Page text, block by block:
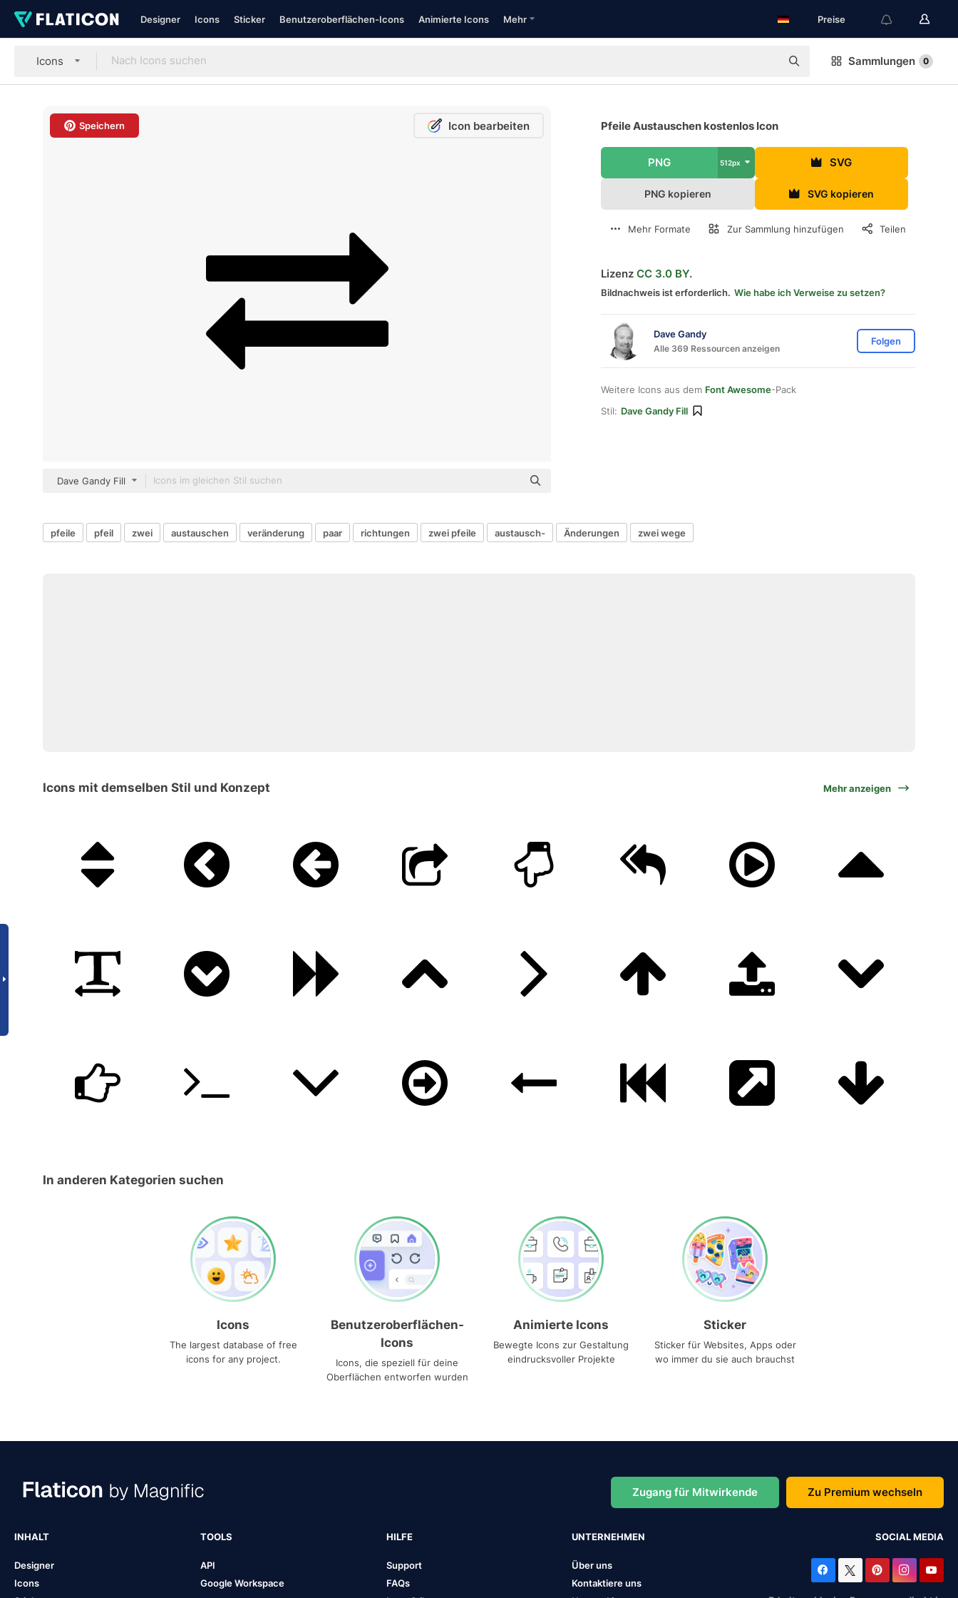
Designer Icons Sticker Benutzeroberflächen-Icons Animierte Icons Mehr Preise
Icons Sammlungen 0
Speichern Icon bearbeiten
Dave Gandy Fill
Pfeile Austauschen kostenlos Icon
PNG 512px SVG
PNG kopieren SVG kopieren
Mehr Formate Zur Sammlung hinzufügen Teilen
Lizenz CC 3.0 BY.
Bildnachweis ist erforderlich. Wie habe ich Verweise zu setzen?
Dave Gandy
Alle 369 Ressourcen anzeigen
Folgen
Weitere Icons aus dem Font Awesome-Pack
Stil: Dave Gandy Fill
pfeile pfeil zwei austauschen veränderung paar richtungen zwei pfeile austausch- Änderungen zwei wege
Icons mit demselben Stil und Konzept Mehr anzeigen
In anderen Kategorien suchen
Icons
The largest database of free
icons for any project.
Benutzeroberflächen-
Icons
Icons, die speziell für deine
Oberflächen entworfen wurden
Animierte Icons
Bewegte Icons zur Gestaltung
eindrucksvoller Projekte
Sticker
Sticker für Websites, Apps oder
wo immer du sie auch brauchst
Zugang für Mitwirkende Zu Premium wechseln
INHALT
Designer
Icons
TOOLS
API
Google Workspace
HILFE
Support
FAQs
UNTERNEHMEN
Über uns
Kontaktiere uns
SOCIAL MEDIA